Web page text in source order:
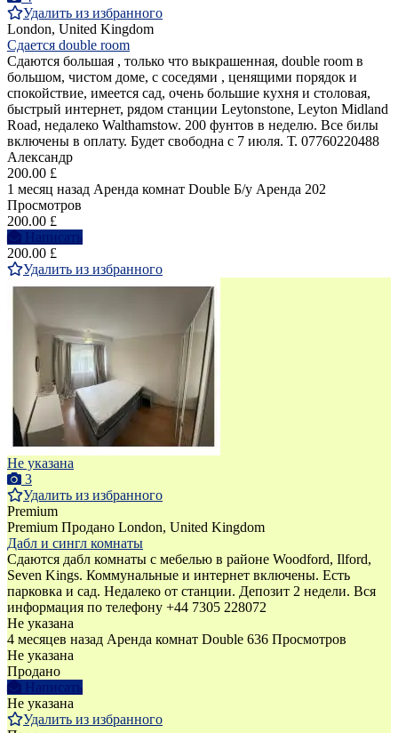
Удалить из избранного
London, United Kingdom
Сдается double room
Сдаются большая , только что выкрашенная, double room в
большом, чистом доме, с соседями , ценящими порядок и
спокойствие, имеется сад, очень большие кухня и столовая,
быстрый интернет, рядом станции Leytonstone, Leyton Midland
Road, недалеко Walthamstow. 200 фунтов в неделю. Все билы
включены в оплату. Будет свободна с 7 июля. Т. 07760220488
Александр
200.00 £
1 месяц назад Аренда комнат Double Б/у Аренда 202
Просмотров
200.00 £
Написать
200.00 £
Удалить из избранного
Не указана
3
Удалить из избранного
Premium
Premium Продано London, United Kingdom
Дабл и сингл комнаты
Сдаются дабл комнаты с мебелью в районе Woodford, Ilford,
Seven Kings. Коммунальные и интернет включены. Есть
парковка и сад. Недалеко от станции. Депозит 2 недели. Вся
информация по телефону +44 7305 228072
Не указана
4 месяцев назад Аренда комнат Double 636 Просмотров
Не указана
Продано
Написать
Не указана
Удалить из избранного